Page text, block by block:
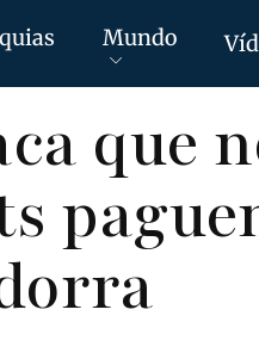
Mundo
que